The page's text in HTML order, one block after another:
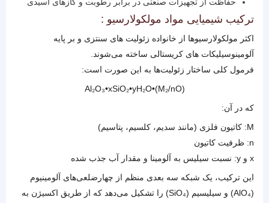
حفاظت از تجهیزات صنعتی در برابر رطوبت و گازهای اسیدی
ترکیب شیمیایی مواد مولکولارسیو :
اکثر مولکولارسیوها از خانواده زئولیت‌ های سنتزی و بر پایه
آلومینوسیلیکات‌ های کریستالی ساخته می‌شوند.
فرمول کلی ساختار زئولیت‌ها به این صورت است:
(M₂/nO)•Al₂O₃•xSiO₂•yH₂O
که در آن:
M: کاتیون فلزی (مانند سدیم، کلسیم، پتاسیم)
n: ظرفیت کاتیون
x و y: نسبت سیلیس به آلومینا و مقدار آب جذب‌ شده
این ترکیب، یک شبکه سه‌ بعدی منظم از چهارضلعی‌های آلومینیوم
(AlO₄) و سیلیسیم (SiO₄) را تشکیل می‌دهد که از طریق اکسیژن به